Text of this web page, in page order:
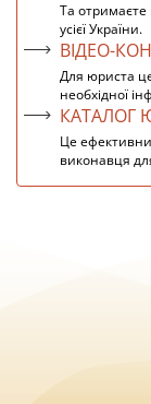
Та отримаєте
усієї України.
ВІДЕО-
Для юриста
необхідної
КАТАЛОГ
Це
виконавця